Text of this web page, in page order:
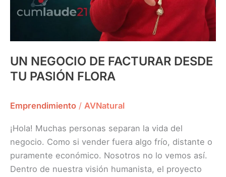
UN NEGOCIO DE FACTURAR DESDE
TU PASIÓN FLORA
Emprendimiento / AVNatural
¡Hola! Muchas personas separan la vida del
negocio. Como si vender fuera algo frío, distante o
puramente económico. Nosotros no lo vemos así.
Dentro de nuestra visión humanista, el proyecto